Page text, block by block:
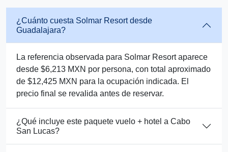
¿Cuánto cuesta Solmar Resort desde
Guadalajara?
La referencia observada para Solmar Resort aparece
desde $6,213 MXN por persona, con total aproximado
de $12,425 MXN para la ocupación indicada. El
precio final se revalida antes de reservar.
¿Qué incluye este paquete vuelo + hotel a Cabo
San Lucas?